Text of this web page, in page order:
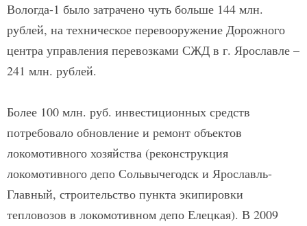
Вологда-1 было затрачено чуть больше 144 млн.
рублей, на техническое перевооружение Дорожного
центра управления перевозками СЖД в г. Ярославле –
241 млн. рублей.
Более 100 млн. руб. инвестиционных средств
потребовало обновление и ремонт объектов
локомотивного хозяйства (реконструкция
локомотивного депо Сольвычегодск и Ярославль-
Главный, строительство пункта экипировки
тепловозов в локомотивном депо Елецкая). В 2009